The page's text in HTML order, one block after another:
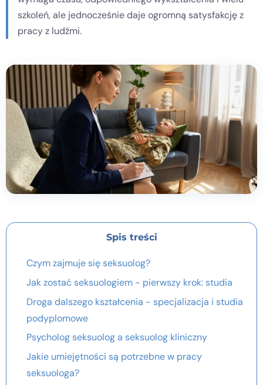
szkoleń, ale jednocześnie daje ogromną satysfakcję z
pracy z ludźmi.
Spis treści
Czym zajmuje się seksuolog?
Jak zostać seksuologiem - pierwszy krok: studia
Droga dalszego kształcenia - specjalizacja i studia
podyplomowe
Psycholog seksuolog a seksuolog kliniczny
Jakie umiejętności są potrzebne w pracy
seksuologa?